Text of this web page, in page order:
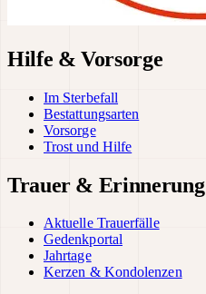
Hilfe & Vorsorge
Im Sterbefall
Bestattungsarten
Vorsorge
Trost und Hilfe
Trauer & Erinnerung
Aktuelle Trauerfälle
Gedenkportal
Jahrtage
Kerzen & Kondolenzen